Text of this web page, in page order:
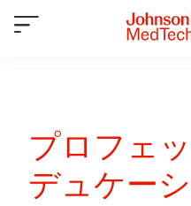
プロフェ
デュケー